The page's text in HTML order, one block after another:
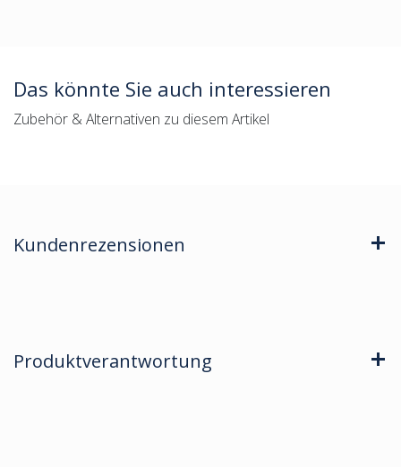
Das könnte Sie auch interessieren
Zubehör & Alternativen zu diesem Artikel
Kundenrezensionen
Produktverantwortung